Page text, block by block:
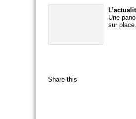
Une
sur place.
Share this